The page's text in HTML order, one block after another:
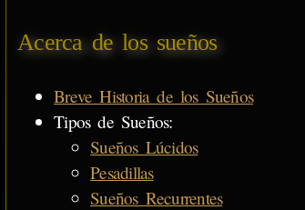
Acerca de los sueños
Breve Historia de los Sueños
Tipos de Sueños:
Sueños Lúcidos
Pesadillas
Sueños Recurrentes